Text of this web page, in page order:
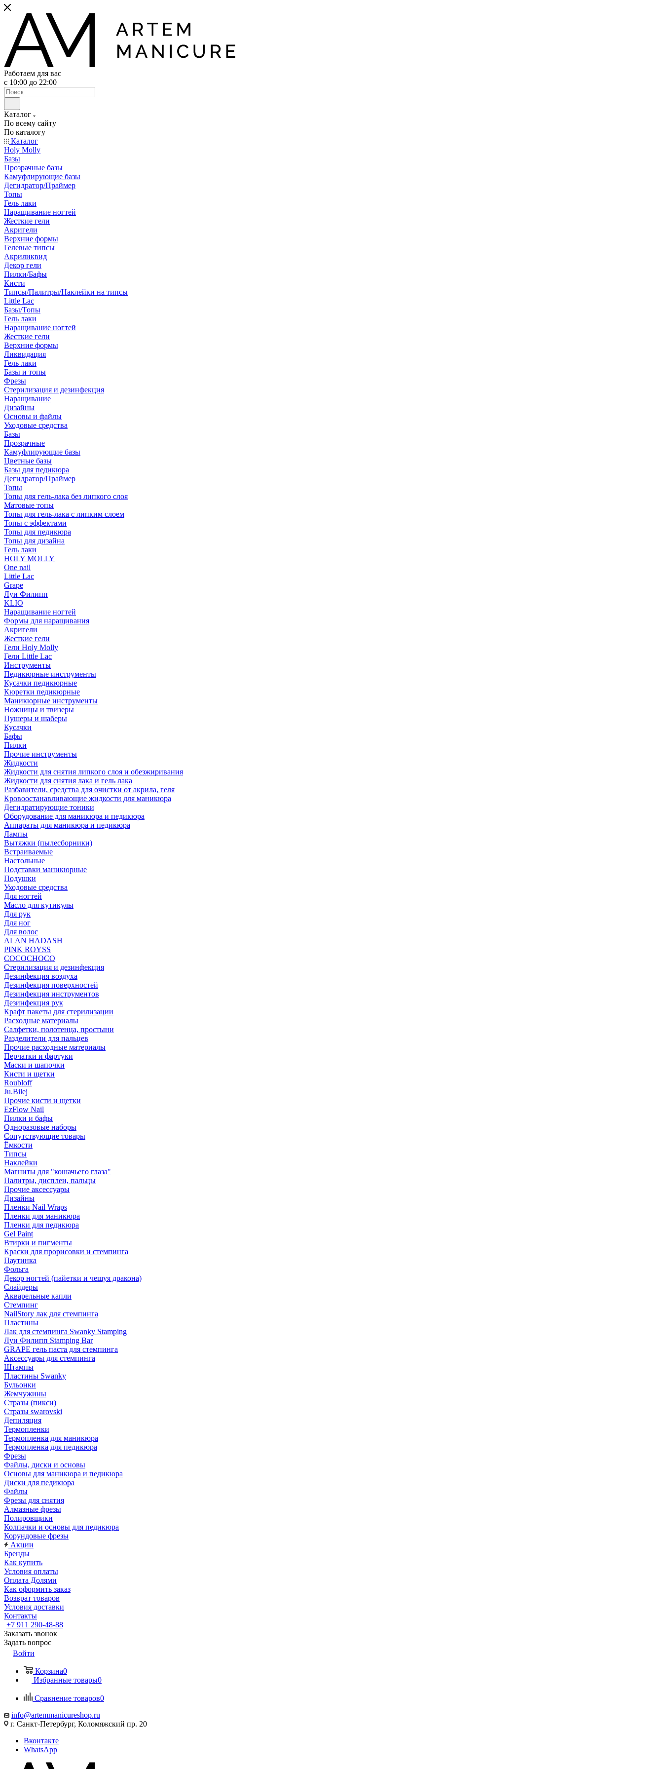
Работаем для вас
с 10:00 до 22:00
Каталог
По всему сайту
По каталогу
Каталог
Holy Molly
Базы
Прозрачные базы
Камуфлирующие базы
Дегидратор/Праймер
Топы
Гель лаки
Наращивание ногтей
Жесткие гели
Акригели
Верхние формы
Гелевые типсы
Акриликвид
Декор гели
Пилки/Бафы
Кисти
Типсы/Палитры/Наклейки на типсы
Little Lac
Базы/Топы
Гель лаки
Наращивание ногтей
Жесткие гели
Верхние формы
Ликвидация
Гель лаки
Базы и топы
Фрезы
Стерилизация и дезинфекция
Наращивание
Дизайны
Основы и файлы
Уходовые средства
Базы
Прозрачные
Камуфлирующие базы
Цветные базы
Базы для педикюра
Дегидратор/Праймер
Топы
Топы для гель-лака без липкого слоя
Матовые топы
Топы для гель-лака с липким слоем
Топы с эффектами
Топы для педикюра
Топы для дизайна
Гель лаки
HOLY MOLLY
One nail
Little Lac
Grape
Луи Филипп
KLIO
Наращивание ногтей
Формы для наращивания
Акригели
Жесткие гели
Гели Holy Molly
Гели Little Lac
Инструменты
Педикюрные инструменты
Кусачки педикюрные
Кюретки педикюрные
Маникюрные инструменты
Ножницы и твизеры
Пушеры и шаберы
Кусачки
Бафы
Пилки
Прочие инструменты
Жидкости
Жидкости для снятия липкого слоя и обезжиривания
Жидкости для снятия лака и гель лака
Разбавители, средства для очистки от акрила, геля
Кровоостанавливающие жидкости для маникюра
Дегидратирующие тоники
Оборудование для маникюра и педикюра
Аппараты для маникюра и педикюра
Лампы
Вытяжки (пылесборники)
Встраиваемые
Настольные
Подставки маникюрные
Подушки
Уходовые средства
Для ногтей
Масло для кутикулы
Для рук
Для ног
Для волос
ALAN HADASH
PINK ROYSS
COCOCHOCO
Стерилизация и дезинфекция
Дезинфекция воздуха
Дезинфекция поверхностей
Дезинфекция инструментов
Дезинфекция рук
Крафт пакеты для стерилизации
Расходные материалы
Салфетки, полотенца, простыни
Разделители для пальцев
Прочие расходные материалы
Перчатки и фартуки
Маски и шапочки
Кисти и щетки
Roubloff
Ju.Bilej
Прочие кисти и щетки
EzFlow Nail
Пилки и бафы
Одноразовые наборы
Сопутствующие товары
Ёмкости
Типсы
Наклейки
Магниты для "кошачьего глаза"
Палитры, дисплеи, пальцы
Прочие аксессуары
Дизайны
Пленки Nail Wraps
Пленки для маникюра
Пленки для педикюра
Gel Paint
Втирки и пигменты
Краски для прорисовки и стемпинга
Паутинка
Фольга
Декор ногтей (пайетки и чешуя дракона)
Слайдеры
Акварельные капли
Стемпинг
NailStory лак для стемпинга
Пластины
Лак для стемпинга Swanky Stamping
Луи Филипп Stamping Bar
GRAPE гель паста для стемпинга
Аксессуары для стемпинга
Штампы
Пластины Swanky
Бульонки
Жемчужины
Стразы (пикси)
Cтразы swarovski
Депиляция
Термопленки
Термопленка для маникюра
Термопленка для педикюра
Фрезы
Файлы, диски и основы
Основы для маникюра и педикюра
Диски для педикюра
Файлы
Фрезы для снятия
Алмазные фрезы
Полировщики
Колпачки и основы для педикюра
Корундовые фрезы
Акции
Бренды
Как купить
Условия оплаты
Оплата Долями
Как оформить заказ
Возврат товаров
Условия доставки
Контакты
+7 911 290-48-88
Заказать звонок
Задать вопрос
Войти
Корзина0
Избранные товары0
Сравнение товаров0
info@artemmanicureshop.ru
г. Санкт-Петербург, Коломяжский пр. 20
Вконтакте
WhatsApp